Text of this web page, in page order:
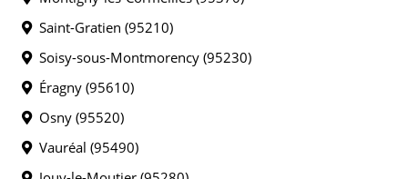
Saint-Gratien (95210)
Soisy-sous-Montmorency (95230)
Éragny (95610)
Osny (95520)
Vauréal (95490)